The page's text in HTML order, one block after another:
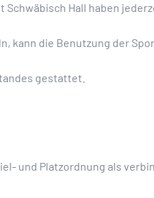
Hall haben
kann die Benutzung der
gestattet.
und Platzordnung als